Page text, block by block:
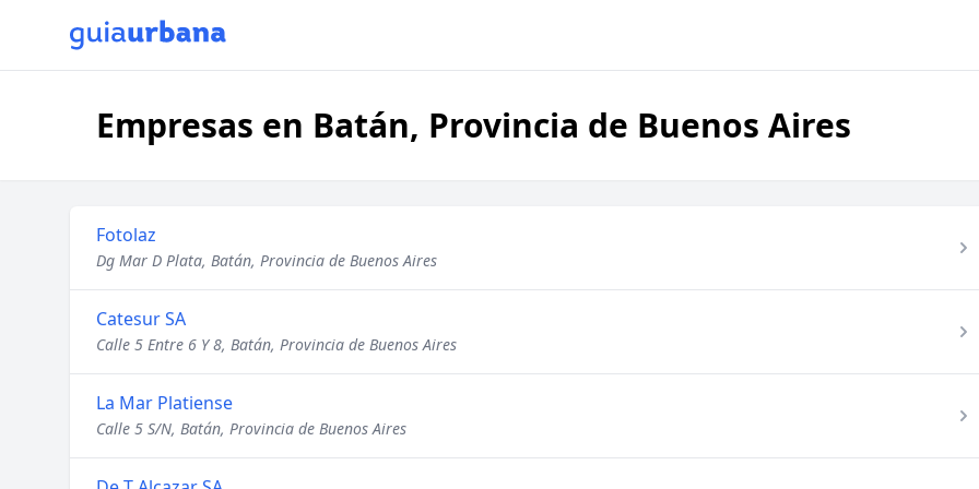
Empresas en Batán, Provincia de Buenos Aires
Fotolaz
Dg Mar D Plata, Batán, Provincia de Buenos Aires
Catesur SA
Calle 5 Entre 6 Y 8, Batán, Provincia de Buenos Aires
La Mar Platiense
Calle 5 S/N, Batán, Provincia de Buenos Aires